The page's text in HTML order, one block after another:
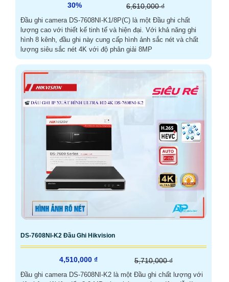
30% 6,610,000 ₫
Đầu ghi camera DS-7608NI-K1/8P(C) là một Đầu ghi chất
lượng cao với thiết kế tinh tế và hiện đại. Với khả năng ghi
hình 8 kênh, đầu ghi này cung cấp hình ảnh sắc nét và chất
lượng siêu sắc nét 4K với độ phân giải 8MP
DS-7608NI-K2 Đầu Ghi Hikvision
4,510,000 ₫ 5,710,000 ₫
Đầu ghi camera DS-7608NI-K2 là một Đầu ghi chất lượng với